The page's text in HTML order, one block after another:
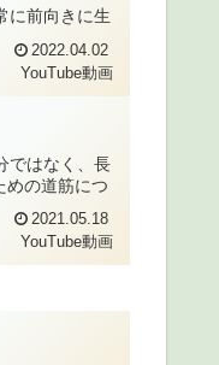
に前向きに生
2022.04.02
YouTube動画
ではなく、長
めの道筋につ
2021.05.18
YouTube動画